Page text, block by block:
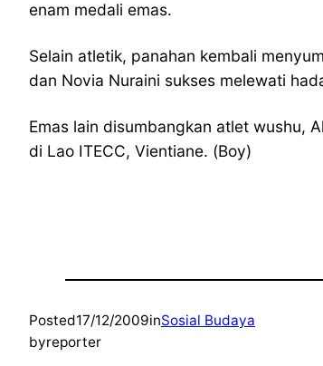
enam medali emas.
Selain atletik, panahan kembali
dan Novia Nuraini sukses melewati
Emas lain disumbangkan atlet wushu,
di Lao ITECC, Vientiane. (Boy)
Posted17/12/2009inSosial Budaya
byreporter